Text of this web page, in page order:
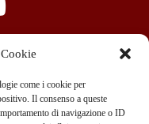
come i cookie per
Il consenso a queste
di navigazione o ID